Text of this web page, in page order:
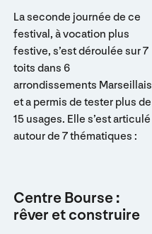
La seconde journée de ce
festival, à vocation plus
festive, s’est déroulée sur 7
toits dans 6
arrondissements Marseillais
et a permis de tester plus de
15 usages. Elle s’est articulé
autour de 7 thématiques :
Centre Bourse :
rêver et construire